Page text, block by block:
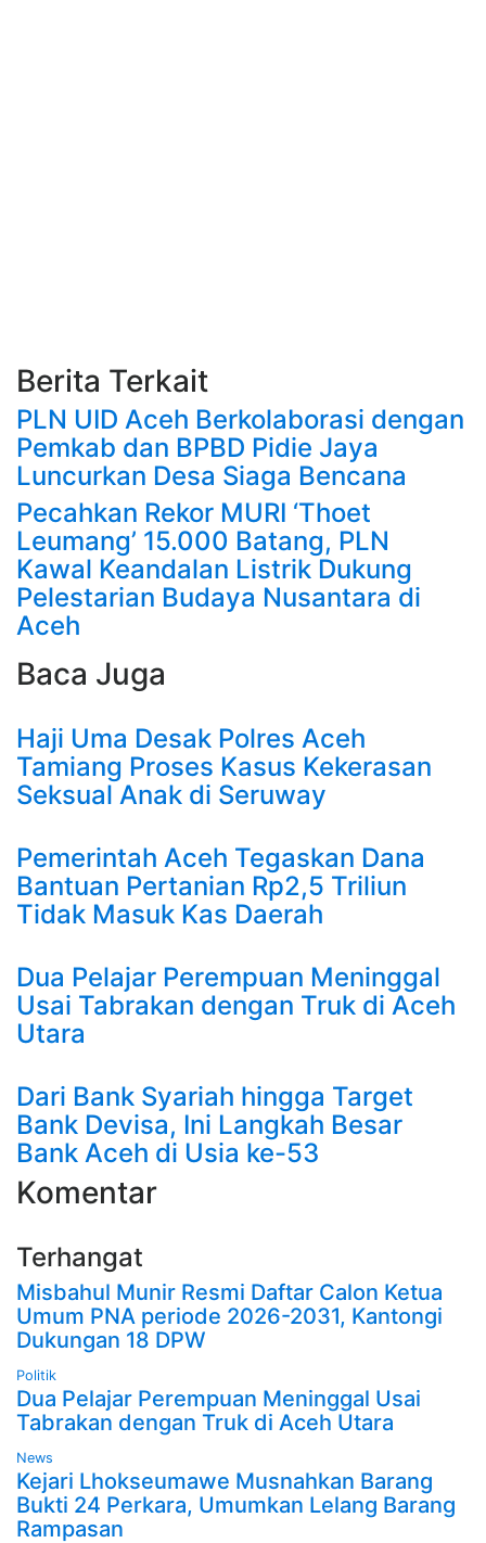
Berita Terkait
PLN UID Aceh Berkolaborasi dengan
Pemkab dan BPBD Pidie Jaya
Luncurkan Desa Siaga Bencana
Pecahkan Rekor MURI ‘Thoet
Leumang’ 15.000 Batang, PLN
Kawal Keandalan Listrik Dukung
Pelestarian Budaya Nusantara di
Aceh
Baca Juga
Haji Uma Desak Polres Aceh
Tamiang Proses Kasus Kekerasan
Seksual Anak di Seruway
Pemerintah Aceh Tegaskan Dana
Bantuan Pertanian Rp2,5 Triliun
Tidak Masuk Kas Daerah
Dua Pelajar Perempuan Meninggal
Usai Tabrakan dengan Truk di Aceh
Utara
Dari Bank Syariah hingga Target
Bank Devisa, Ini Langkah Besar
Bank Aceh di Usia ke-53
Komentar
Terhangat
Misbahul Munir Resmi Daftar Calon Ketua
Umum PNA periode 2026-2031, Kantongi
Dukungan 18 DPW
Politik
Dua Pelajar Perempuan Meninggal Usai
Tabrakan dengan Truk di Aceh Utara
News
Kejari Lhokseumawe Musnahkan Barang
Bukti 24 Perkara, Umumkan Lelang Barang
Rampasan